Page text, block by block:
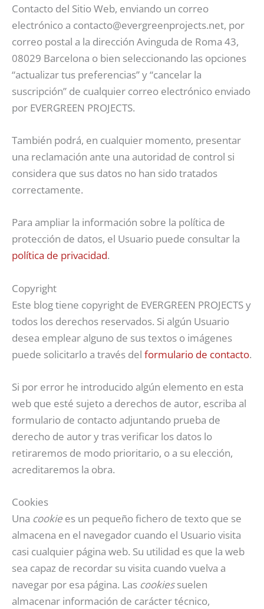
Contacto del Sitio Web, enviando un correo
electrónico a contacto@evergreenprojects.net, por
correo postal a la dirección Avinguda de Roma 43,
08029 Barcelona o bien seleccionando las opciones
“actualizar tus preferencias” y “cancelar la
suscripción” de cualquier correo electrónico enviado
por EVERGREEN PROJECTS.
También podrá, en cualquier momento, presentar
una reclamación ante una autoridad de control si
considera que sus datos no han sido tratados
correctamente.
Para ampliar la información sobre la política de
protección de datos, el Usuario puede consultar la
política de privacidad.
Copyright
Este blog tiene copyright de EVERGREEN PROJECTS y
todos los derechos reservados. Si algún Usuario
desea emplear alguno de sus textos o imágenes
puede solicitarlo a través del formulario de contacto.
Si por error he introducido algún elemento en esta
web que esté sujeto a derechos de autor, escriba al
formulario de contacto adjuntando prueba de
derecho de autor y tras verificar los datos lo
retiraremos de modo prioritario, o a su elección,
acreditaremos la obra.
Cookies
Una cookie es un pequeño fichero de texto que se
almacena en el navegador cuando el Usuario visita
casi cualquier página web. Su utilidad es que la web
sea capaz de recordar su visita cuando vuelva a
navegar por esa página. Las cookiessuelen
almacenar información de carácter técnico,